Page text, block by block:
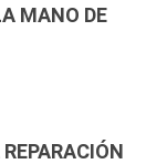
MANO DE